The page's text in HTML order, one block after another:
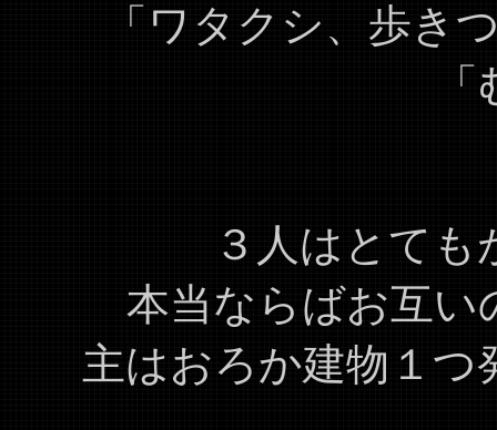
「ワタクシ、歩き
３人はとて
本当ならばお互い
主はおろか建物１